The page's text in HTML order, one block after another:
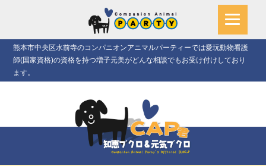
熊本市中央区水前寺のコンパニオンアニマルパーティーでは愛玩動物看護
師(国家資格)の資格を持つ増子元美がどんな相談でもお受け付けしており
ます。